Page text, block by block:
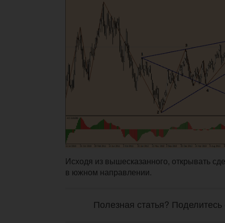
Исходя из вышесказанного, открывать
в южном направлении.
Полезная статья?